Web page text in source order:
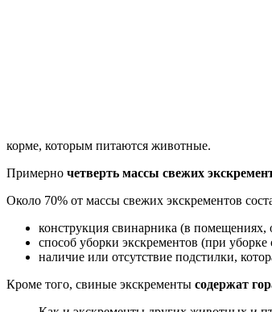
корме, которым питаются животные.
Примерно четверть массы свежих
Около 70% от массы свежих экскрементов
конструкция свинарника (в
способ уборки экскрементов (при
наличие или отсутствие подстилки,
Кроме того, свиные экскременты содержат